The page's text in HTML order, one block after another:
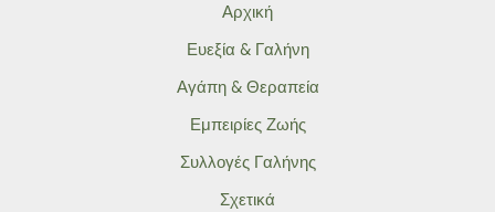
Αρχική
Ευεξία & Γαλήνη
Αγάπη & Θεραπεία
Εμπειρίες Ζωής
Συλλογές Γαλήνης
Σχετικά